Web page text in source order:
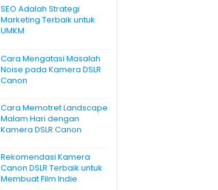
SEO Adalah Strategi
Marketing Terbaik untuk
UMKM
Cara Mengatasi Masalah
Noise pada Kamera DSLR
Canon
Cara Memotret Landscape
Malam Hari dengan
Kamera DSLR Canon
Rekomendasi Kamera
Canon DSLR Terbaik untuk
Membuat Film Indie